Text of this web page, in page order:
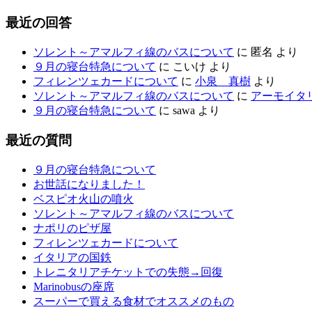
最近の回答
ソレント～アマルフィ線のバスについて に 匿名 より
９月の寝台特急について に こいけ より
フィレンツェカードについて に 小泉 真樹 より
ソレント～アマルフィ線のバスについて に アーモイタ
９月の寝台特急について に sawa より
最近の質問
９月の寝台特急について
お世話になりました！
ベスピオ火山の噴火
ソレント～アマルフィ線のバスについて
ナポリのピザ屋
フィレンツェカードについて
イタリアの国鉄
トレニタリアチケットでの失態→回復
Marinobusの座席
スーパーで買える食材でオススメのもの